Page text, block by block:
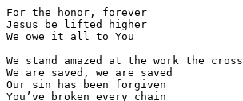
For the honor, forever
Jesus be lifted higher
We owe it all to You
We stand amazed at the work the cross
We are saved, we are saved
Our sin has been forgiven
You’ve broken every chain